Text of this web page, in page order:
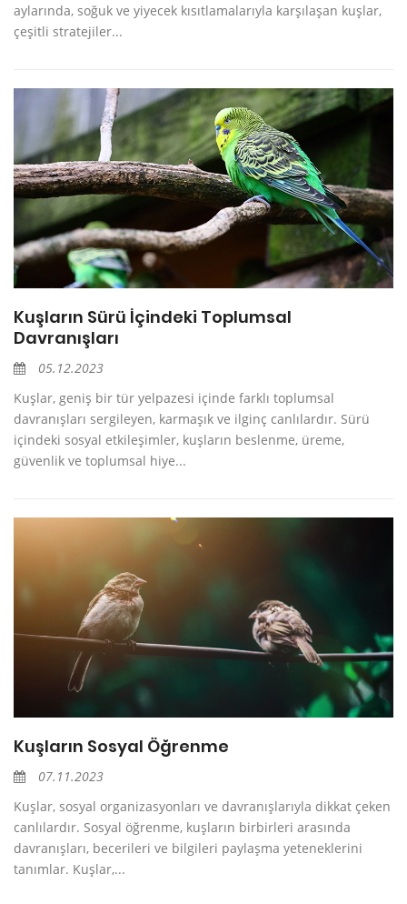
aylarında, soğuk ve yiyecek kısıtlamalarıyla karşılaşan kuşlar,
çeşitli stratejiler...
Kuşların Sürü İçindeki Toplumsal
Davranışları
05.12.2023
Kuşlar, geniş bir tür yelpazesi içinde farklı toplumsal
davranışları sergileyen, karmaşık ve ilginç canlılardır. Sürü
içindeki sosyal etkileşimler, kuşların beslenme, üreme,
güvenlik ve toplumsal hiye...
Kuşların Sosyal Öğrenme
07.11.2023
Kuşlar, sosyal organizasyonları ve davranışlarıyla dikkat çeken
canlılardır. Sosyal öğrenme, kuşların birbirleri arasında
davranışları, becerileri ve bilgileri paylaşma yeteneklerini
tanımlar. Kuşlar,...